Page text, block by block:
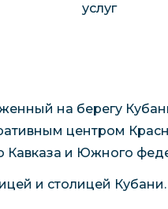
услуг
на берегу
центром
и Южного
и столицей